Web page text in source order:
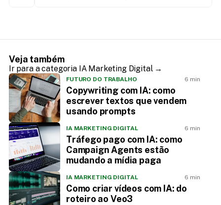
Veja também
Ir para a categoria IA Marketing Digital →
FUTURO DO TRABALHO 6 min
Copywriting com IA: como
escrever textos que vendem
usando prompts
IA MARKETING DIGITAL 6 min
Tráfego pago com IA: como
Campaign Agents estão
mudando a mídia paga
IA MARKETING DIGITAL 6 min
Como criar vídeos com IA: do
roteiro ao Veo3